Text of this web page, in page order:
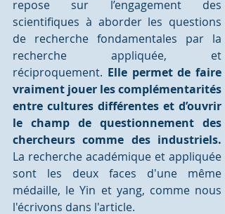
repose sur l’engagement des
scientifiques à aborder les questions
de recherche fondamentales par la
recherche appliquée, et
réciproquement. Elle permet de faire
vraiment jouer les complémentarités
entre cultures différentes et d’ouvrir
le champ de questionnement des
chercheurs comme des industriels.
La recherche académique et appliquée
sont les deux faces d'une même
médaille, le Yin et yang, comme nous
l'écrivons dans l'article.